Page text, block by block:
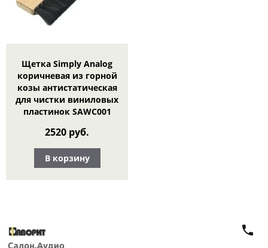
Щетка Simply Analog
коричневая из горной
козы антистатическая
для чистки виниловых
пластинок SAWC001
2520 руб.
В корзину